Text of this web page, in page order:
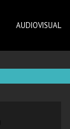
AUDIOVISUAL